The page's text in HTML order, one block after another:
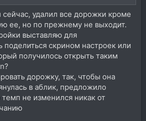
удалил все дорожки кроме
ее, но по прежнему не выходит.
выставляю для
скрином настроек или
получилось открыть таким
дорожку, так, чтобы она
в аблик, предложило
не изменился никак от